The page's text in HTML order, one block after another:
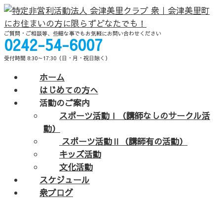
ご質問・ご相談等、些細な事でもお気軽にお問い合わせください
0242-54-6007
受付時間 8:30～17:30（日・月・祝日除く）
ホーム
はじめての方へ
活動のご案内
スポーツ活動Ⅰ（講師なしのサークル活
動）
スポーツ活動Ⅱ（講師有の活動）
キッズ活動
文化活動
スケジュール
衆ブログ